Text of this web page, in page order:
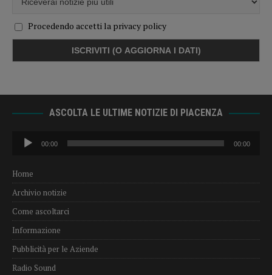
Procedendo accetti la privacy policy
ASCOLTA LE ULTIME NOTIZIE DI PIACENZA
Audio
Player
00:00 00:00
Home
Archivio notizie
Come ascoltarci
Informazione
Pubblicità per le Aziende
Radio Sound